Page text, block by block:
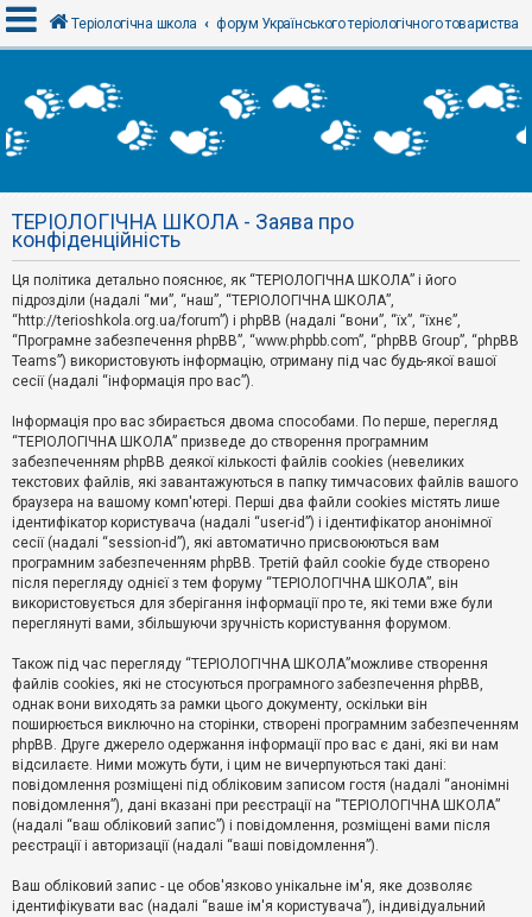
х
і
Р
е
с
т
р
а
ц
і
я
Т
е
м
и
б
е
з
в
і
д
о
і
д
е
й
А
т
и
в
е
Теріологічна школа форум Українського теріологічного товариства
ТЕРІОЛОГІЧНА ШКОЛА - Заява про
конфіденційність
Ця політика детально пояснює, як “ТЕРІОЛОГІЧНА ШКОЛА” і його
підрозділи (надалі “ми”, “наш”, “ТЕРІОЛОГІЧНА ШКОЛА”,
“http://terioshkola.org.ua/forum”) і phpBB (надалі “вони”, “їх”, “їхнє”,
“Програмне забезпечення phpBB”, “www.phpbb.com”, “phpBB Group”, “phpBB
Teams”) використовують інформацію, отриману під час будь-якої вашої
сесії (надалі “інформація про вас”).
Інформація про вас збирається двома способами. По перше, перегляд
“ТЕРІОЛОГІЧНА ШКОЛА” призведе до створення програмним
забезпеченням phpBB деякої кількості файлів cookies (невеликих
текстових файлів, які завантажуються в папку тимчасових файлів вашого
браузера на вашому комп'ютері. Перші два файли cookies містять лише
ідентифікатор користувача (надалі “user-id”) і ідентифікатор анонімної
сесії (надалі “session-id”), які автоматично присвоюються вам
програмним забезпеченням phpBB. Третій файл cookie буде створено
після перегляду однієї з тем форуму “ТЕРІОЛОГІЧНА ШКОЛА”, він
використовується для зберігання інформації про те, які теми вже були
переглянуті вами, збільшуючи зручність користування форумом.
Також під час перегляду “ТЕРІОЛОГІЧНА ШКОЛА”можливе створення
файлів cookies, які не стосуються програмного забезпечення phpBB,
однак вони виходять за рамки цього документу, оскільки він
поширюється виключно на сторінки, створені програмним забезпеченням
phpBB. Друге джерело одержання інформації про вас є дані, які ви нам
відсилаєте. Ними можуть бути, і цим не вичерпуються такі дані:
повідомлення розміщені під обліковим записом гостя (надалі “анонімні
повідомлення”), дані вказані при реєстрації на “ТЕРІОЛОГІЧНА ШКОЛА”
(надалі “ваш обліковий запис”) і повідомлення, розміщені вами після
реєстрації і авторизації (надалі “ваші повідомлення”).
Ваш обліковий запис - це обов'язково унікальне ім'я, яке дозволяє
ідентифікувати вас (надалі “ваше ім'я користувача”), індивідуальний